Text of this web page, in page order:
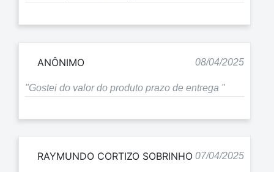
ANÔNIMO 08/04/2025
"Gostei do valor do produto prazo de entrega "
RAYMUNDO CORTIZO SOBRINHO 07/04/2025